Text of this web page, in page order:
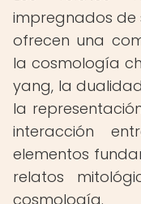
impregnados de
ofrecen una
la cosmología
yang, la
la
interacción
elementos
relatos
cosmología.